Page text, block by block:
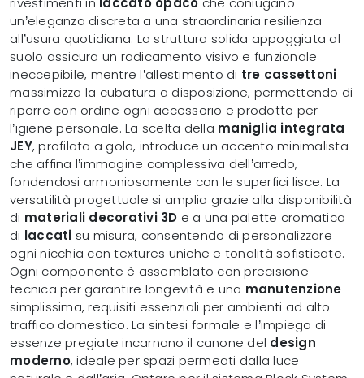
un’eleganza discreta a una straordinaria resilienza
all’usura quotidiana. La struttura solida appoggiata al
suolo assicura un radicamento visivo e funzionale
ineccepibile, mentre l’allestimento di tre cassettoni
massimizza la cubatura a disposizione, permettendo di
riporre con ordine ogni accessorio e prodotto per
l’igiene personale. La scelta della maniglia integrata
JEY, profilata a gola, introduce un accento minimalista
che affina l’immagine complessiva dell’arredo,
fondendosi armoniosamente con le superfici lisce. La
versatilità progettuale si amplia grazie alla disponibilità
di materiali decorativi 3D e a una palette cromatica
di laccati su misura, consentendo di personalizzare
ogni nicchia con textures uniche e tonalità sofisticate.
Ogni componente è assemblato con precisione
tecnica per garantire longevità e una manutenzione
simplissima, requisiti essenziali per ambienti ad alto
traffico domestico. La sintesi formale e l’impiego di
essenze pregiate incarnano il canone del design
moderno, ideale per spazi permeati dalla luce